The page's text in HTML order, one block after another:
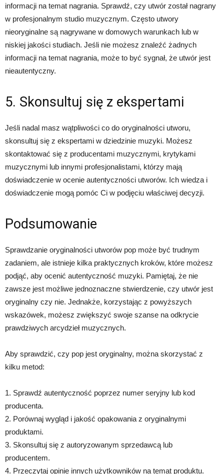
informacji na temat nagrania. Sprawdź, czy utwór został nagrany
w profesjonalnym studio muzycznym. Często utwory
nieoryginalne są nagrywane w domowych warunkach lub w
niskiej jakości studiach. Jeśli nie możesz znaleźć żadnych
informacji na temat nagrania, może to być sygnał, że utwór jest
nieautentyczny.
5. Skonsultuj się z ekspertami
Jeśli nadal masz wątpliwości co do oryginalności utworu,
skonsultuj się z ekspertami w dziedzinie muzyki. Możesz
skontaktować się z producentami muzycznymi, krytykami
muzycznymi lub innymi profesjonalistami, którzy mają
doświadczenie w ocenie autentyczności utworów. Ich wiedza i
doświadczenie mogą pomóc Ci w podjęciu właściwej decyzji.
Podsumowanie
Sprawdzanie oryginalności utworów pop może być trudnym
zadaniem, ale istnieje kilka praktycznych kroków, które możesz
podjąć, aby ocenić autentyczność muzyki. Pamiętaj, że nie
zawsze jest możliwe jednoznaczne stwierdzenie, czy utwór jest
oryginalny czy nie. Jednakże, korzystając z powyższych
wskazówek, możesz zwiększyć swoje szanse na odkrycie
prawdziwych arcydzieł muzycznych.
Aby sprawdzić, czy pop jest oryginalny, można skorzystać z
kilku metod:
1. Sprawdź autentyczność poprzez numer seryjny lub kod
producenta.
2. Porównaj wygląd i jakość opakowania z oryginalnymi
produktami.
3. Skonsultuj się z autoryzowanym sprzedawcą lub
producentem.
4. Przeczytaj opinie innych użytkowników na temat produktu.